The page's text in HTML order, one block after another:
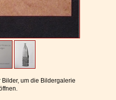
um die Bildergalerie